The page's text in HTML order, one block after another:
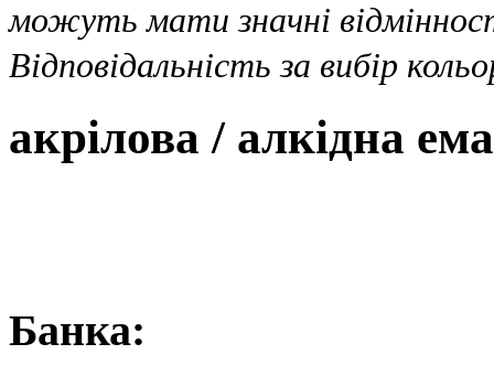
можуть мати значні
Відповідальність за вибір
акрілова / алкідна
Банка: